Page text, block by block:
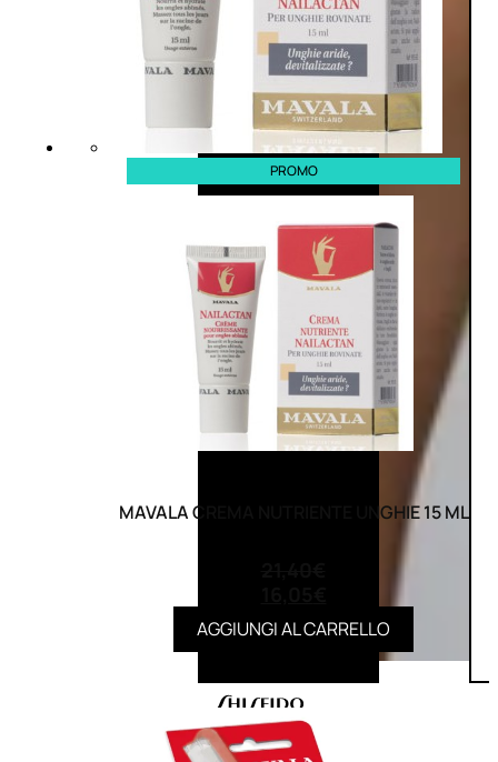
PROMO
MAVALA CREMA NUTRIENTE UNGHIE 15 ML
AGGIUNGI AL CARRELLO